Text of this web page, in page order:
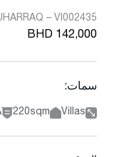
– VI002435
BHD 142,000
سمات:
Villas
220sqm